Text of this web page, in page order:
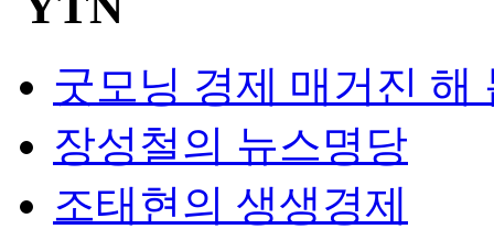
굿모닝 경제 매거진 해
장성철의 뉴스명당
조태현의 생생경제